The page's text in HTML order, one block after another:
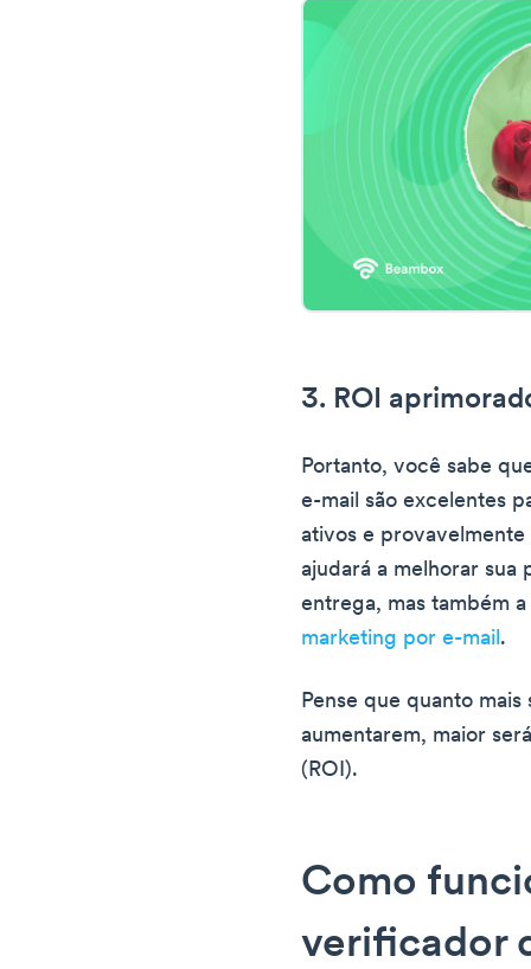
3. ROI
Portanto, você sabe
e-mail são excelentes
ativos e provavelmente
ajudará a melhorar sua
entrega, mas também
marketing por e-mail.
Pense que quanto
aumentarem, maior
(ROI).
Como
verificador